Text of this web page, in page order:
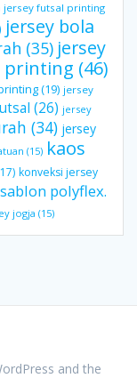
jersey futsal printing
jersey bola
(35) jersey
printing (46)
(19) jersey
(26) jersey
(34) jersey
(15) kaos
konveksi jersey
sablon polyflex.
jogja (15)
and the